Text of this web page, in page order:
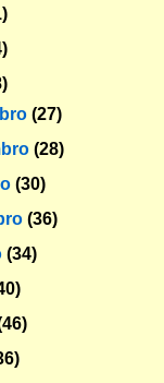
(27)
(28)
(30)
(36)
(34)